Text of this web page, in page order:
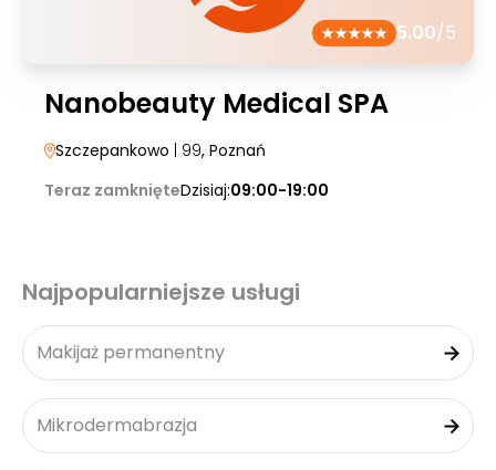
5.00/5
Nanobeauty Medical SPA
Szczepankowo | 99, Poznań
Teraz zamknięteDzisiaj:09:00-19:00
Najpopularniejsze usługi
Makijaż permanentny
Mikrodermabrazja